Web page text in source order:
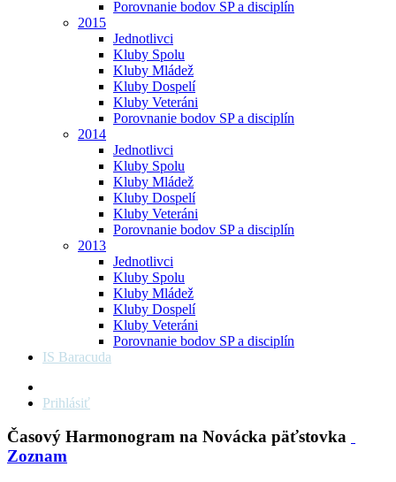
Porovnanie bodov SP a disciplín
2015
Jednotlivci
Kluby Spolu
Kluby Mládež
Kluby Dospelí
Kluby Veteráni
Porovnanie bodov SP a disciplín
2014
Jednotlivci
Kluby Spolu
Kluby Mládež
Kluby Dospelí
Kluby Veteráni
Porovnanie bodov SP a disciplín
2013
Jednotlivci
Kluby Spolu
Kluby Mládež
Kluby Dospelí
Kluby Veteráni
Porovnanie bodov SP a disciplín
IS Baracuda
Prihlásiť
Časový Harmonogram na Novácka päťstovka
Zoznam